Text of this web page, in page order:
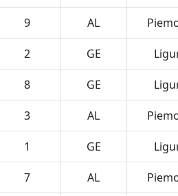
9 AL
2 GE
8 GE
3 AL
1 GE
7 AL